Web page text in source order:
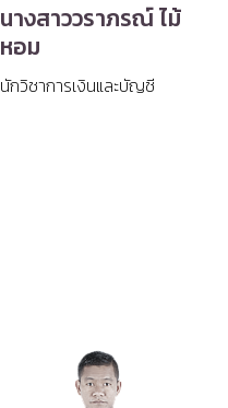
นางสาววราภรณ์ ไม้
หอม
นักวิชาการเงินและบัญชี